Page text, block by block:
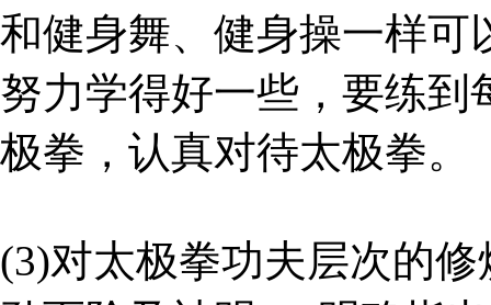
和健身舞、健身操一样可
努力学得好一些，要练
极拳，认真对待太极拳。
(3)对太极拳功夫层次的